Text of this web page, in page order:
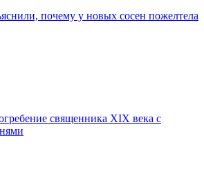
почему у новых сосен пожелтела
священника XIX века с